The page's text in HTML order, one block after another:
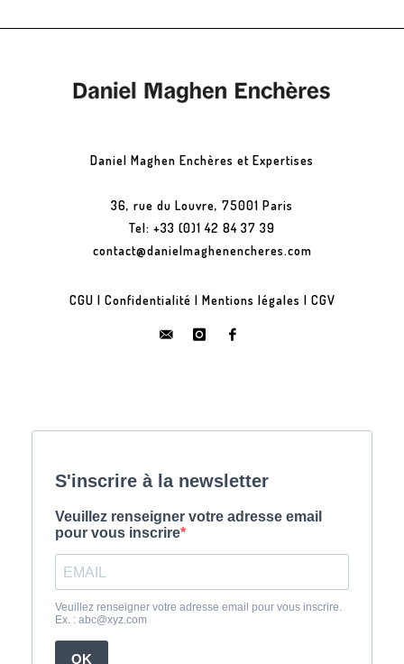
Daniel Maghen Enchères et Expertises
36, rue du Louvre, 75001 Paris
Tel: +33 (0)1 42 84 37 39
contact@danielmaghenencheres.com
CGU | Confidentialité | Mentions légales | CGV